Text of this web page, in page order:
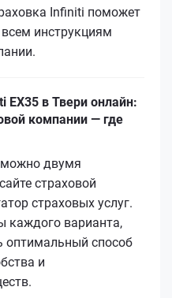
Infiniti поможет
инструкциям
в Твери онлайн:
компании — где
двумя
страховой
страховых услуг.
каждого варианта,
оптимальный способ
и